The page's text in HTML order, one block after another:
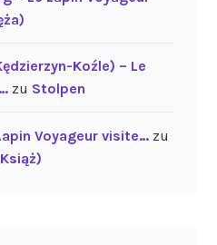
Koźle) – Le
zu Stolpen
Voyageur visite…zu